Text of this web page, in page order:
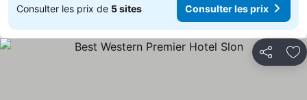
Consulter les prix de 5 sites Consulter les prix
Partager